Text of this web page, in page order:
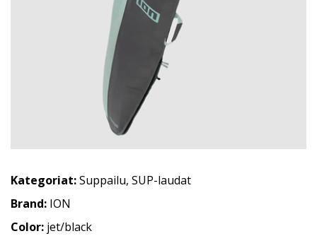
Kategoriat:Suppailu, SUP-laudat
Brand: ION
Color: jet/black